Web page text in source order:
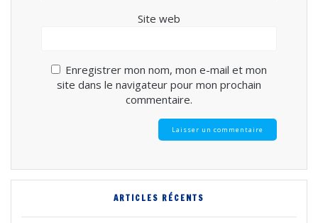
Site web
Enregistrer mon nom, mon e-mail et mon
site dans le navigateur pour mon prochain
commentaire.
ARTICLES RÉCENTS